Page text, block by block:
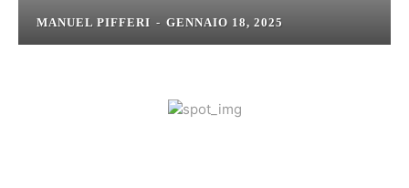
MANUEL PIFFERI - GENNAIO 18, 2025